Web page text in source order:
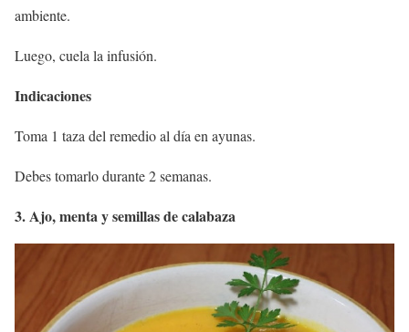
ambiente.
Luego, cuela la infusión.
Indicaciones
Toma 1 taza del remedio al día en ayunas.
Debes tomarlo durante 2 semanas.
3. Ajo, menta y semillas de calabaza